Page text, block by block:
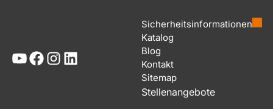
YouTube
Facebook
Instagram
LinkedIn
Sicherheitsinformationen
Katalog
Blog
Kontakt
Sitemap
Stellenangebote